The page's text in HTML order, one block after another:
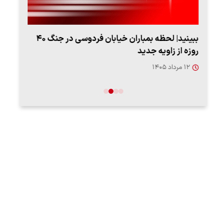
اعتراض روزنامه اطلاعات از حملات به عادل
فردوسی‌پور / چرا می‌خواهید…
۱۲ مرداد ۱۴۰۵